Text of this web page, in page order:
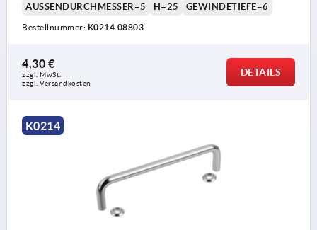
AUSSENDURCHMESSER=5
H=25 GEWINDETIEFE=6
Bestellnummer: K0214.08803
4,30 €
zzgl. MwSt.
zzgl. Versandkosten
DETAILS
K0214